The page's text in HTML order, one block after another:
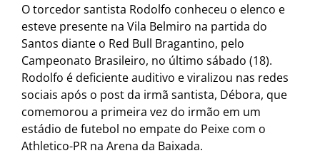
O torcedor santista Rodolfo conheceu o elenco e
esteve presente na Vila Belmiro na partida do
Santos diante o Red Bull Bragantino, pelo
Campeonato Brasileiro, no último sábado (18).
Rodolfo é deficiente auditivo e viralizou nas redes
sociais após o post da irmã santista, Débora, que
comemorou a primeira vez do irmão em um
estádio de futebol no empate do Peixe com o
Athletico-PR na Arena da Baixada.